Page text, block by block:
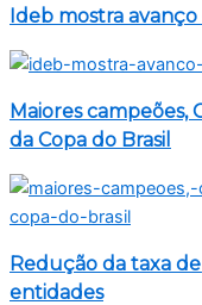
Ideb mostra
Maiores campeões,
da Copa do Brasil
Redução da taxa
entidades